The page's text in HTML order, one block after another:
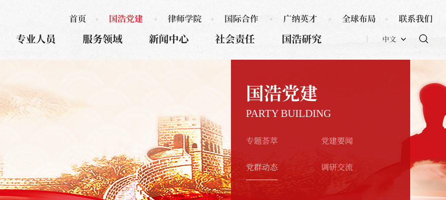
专业人员 服务领域 新闻中心 社会责任 国浩研究 中文
首页 国浩党建 律师学院 国际合作 广纳英才 全球布局 联系我们
国浩党建
PARTY BUILDING
专题荟萃 党建要闻
党群动态 调研交流